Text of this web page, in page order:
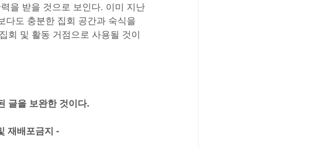
을 받을 것으로 보인다. 이미 지난
다도 충분한 집회 공간과 숙식을
회 및 활동 거점으로 사용될 것이
글을 보완한 것이다.​
재배포금지 -​